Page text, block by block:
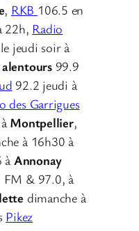
, RKB 106.5 en
22h, Radio
le jeudi soir à
99.9
92.2 jeudi à
des Garrigues
Montpellier,
à 16h30 à
à Annonay
& 97.0, à
dimanche à
Pikez